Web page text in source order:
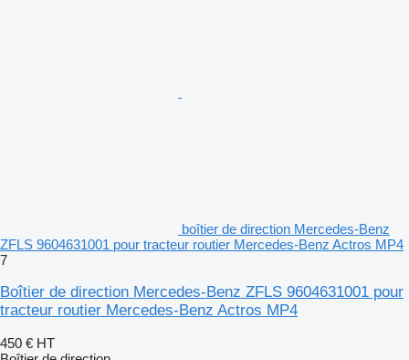
boîtier de direction Mercedes-Benz
ZFLS 9604631001 pour tracteur routier Mercedes-Benz Actros MP4
7
Boîtier de direction Mercedes-Benz ZFLS 9604631001 pour
tracteur routier Mercedes-Benz Actros MP4
450 € HT